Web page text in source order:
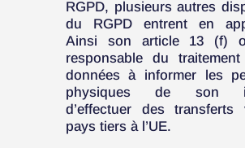
RGPD, plusieurs autres
du RGPD entrent en
Ainsi son article 13 (f)
responsable du
données à informer les
physiques de son
d’effectuer des
pays tiers à l’UE.